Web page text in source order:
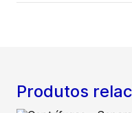
Produtos